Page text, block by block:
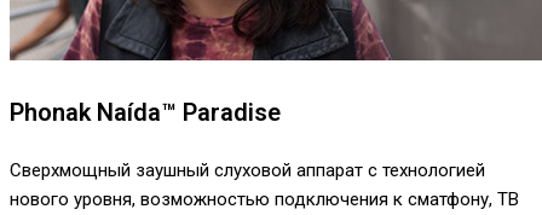
Phonak Naída™ Paradise
Сверхмощный заушный слуховой аппарат с технологией
нового уровня, возможностью подключения к сматфону, ТВ